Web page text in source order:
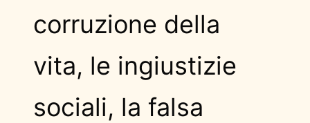
corruzione della
vita, le ingiustizie
sociali, la falsa